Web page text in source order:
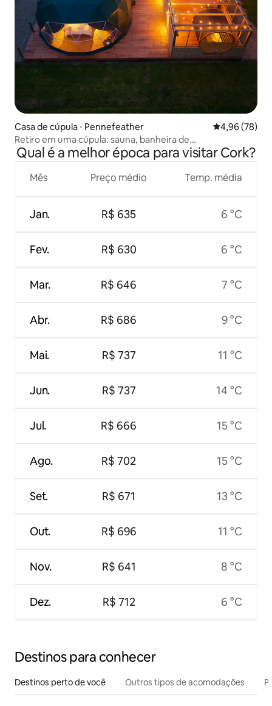
Casa de cúpula ⋅ Pennefeather 4,96 de uma
4,96 (78)
Retiro em uma cúpula: sauna, banheira de
hidromassagem e piscina
Qual é a melhor época para visitar Cork?
Mês
Jan.
Fev.
Mar.
Abr.
Mai.
Jun.
Jul.
Ago.
Set.
Out.
Nov.
Dez.
Preço médio
R$ 635
R$ 630
R$ 646
R$ 686
R$ 737
R$ 737
R$ 666
R$ 702
R$ 671
R$ 696
R$ 641
R$ 712
Temp. média
6 °C
6 °C
7 °C
9 °C
11 °C
14 °C
15 °C
15 °C
13 °C
11 °C
8 °C
6 °C
Destinos para conhecer
Destinos perto de você Outros tipos de acomodações